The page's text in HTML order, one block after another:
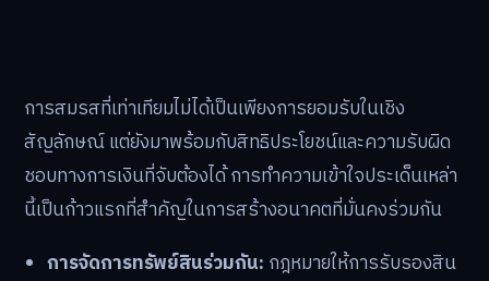
การสมรสที่เท่าเทียมไม่ได้เป็นเพียงการยอมรับในเชิง
สัญลักษณ์ แต่ยังมาพร้อมกับสิทธิประโยชน์และความรับผิด
ชอบทางการเงินที่จับต้องได้ การทำความเข้าใจประเด็นเหล่า
นี้เป็นก้าวแรกที่สำคัญในการสร้างอนาคตที่มั่นคงร่วมกัน
การจัดการทรัพย์สินร่วมกัน: กฎหมายให้การรับรองสิน